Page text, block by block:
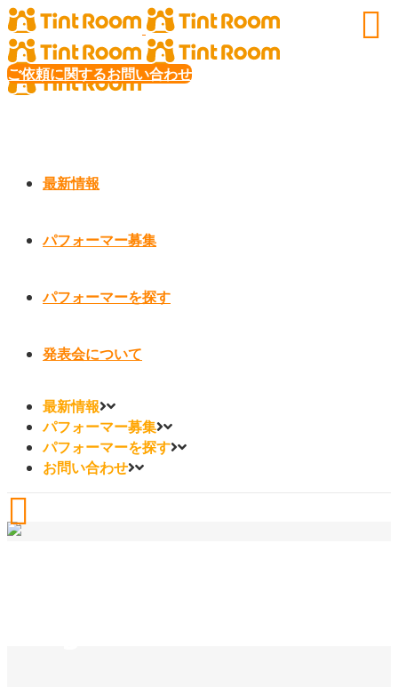
ご依頼に関するお問い合わせ
最新情報
パフォーマー募集
パフォーマーを探す
発表会について
最新情報
パフォーマー募集
パフォーマーを探す
お問い合わせ